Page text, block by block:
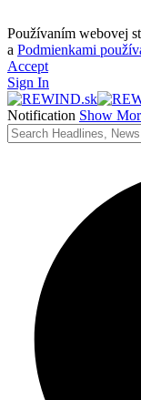
Používaním webovej
a Podmienkami
Accept
Sign In
Notification Show